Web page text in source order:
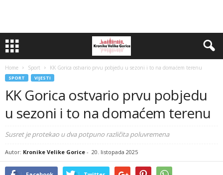
Home Sport KK Gorica ostvario prvu pobjedu u sezoni i to na domaćem terenu
SPORT VIJESTI
KK Gorica ostvario prvu pobjedu
u sezoni i to na domaćem terenu
Susret je protekao u dva potpuno različita poluvremena
Autor: Kronike Velike Gorice - 20. listopada 2025